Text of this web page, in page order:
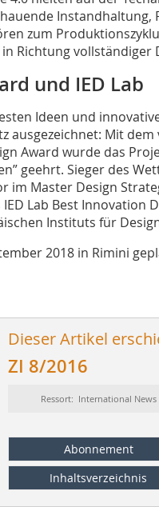
Instandhaltung,
zum
Richtung vollständiger
und IED Lab
Ideen und
ausgezeichnet: Mit
Award wurde das
geehrt. Sieger des
im Master Design
Lab Best Innovation
Instituts für
2018 in Rimini
Dieser Artikel
ZI 8/2016
Ressort: International News
Abonnement
Inhaltsverzeichnis